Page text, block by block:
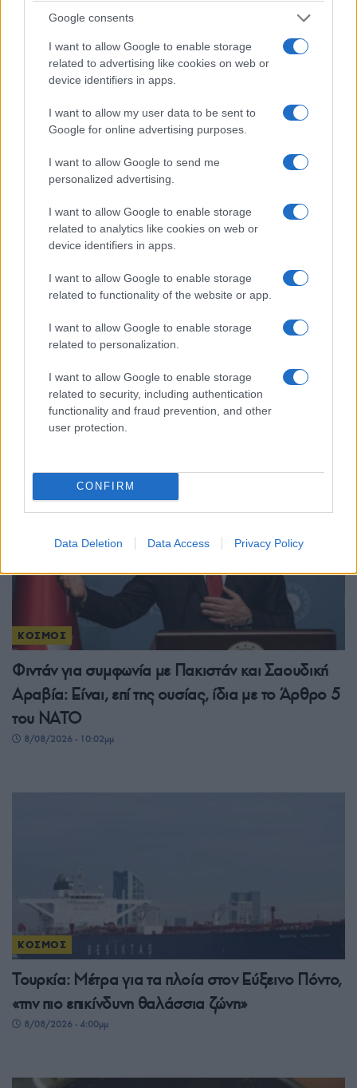
Google consents
I want to allow Google to enable storage
related to advertising like cookies on web or
device identifiers in apps.
I want to allow my user data to be sent to
Google for online advertising purposes.
I want to allow Google to send me
personalized advertising.
I want to allow Google to enable storage
related to analytics like cookies on web or
device identifiers in apps.
I want to allow Google to enable storage
related to functionality of the website or app.
I want to allow Google to enable storage
related to personalization.
I want to allow Google to enable storage
related to security, including authentication
functionality and fraud prevention, and other
user protection.
CONFIRM
Data Deletion Data Access Privacy Policy
ΚΟΣΜΟΣ
εθεάθησαν και πάλι πάνω από στρατιωτική βάση
ΚΟΣΜΟΣ
Τζο Μπάιντεν: Ο καρκίνος έχει κάνει μετάσταση
στα οστά, λέει ο γιος του, Χάντερ
8/08/2026 - 11:44μμ
ΚΟΣΜΟΣ
Φιντάν για συμφωνία με Πακιστάν και Σαουδική
Αραβία: Είναι, επί της ουσίας, ίδια με το Άρθρο 5
του ΝΑΤΟ
8/08/2026 - 10:02μμ
ΚΟΣΜΟΣ
Τουρκία: Μέτρα για τα πλοία στον Εύξεινο Πόντο,
«την πιο επικίνδυνη θαλάσσια ζώνη»
8/08/2026 - 4:00μμ